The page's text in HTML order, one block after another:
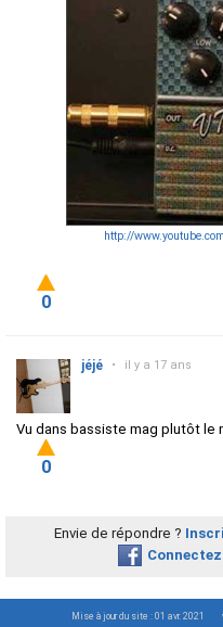
http://
0
jéjé • il y a 17 ans
Vu dans bassiste mag plutôt le
0
Envie de répondre ?
Mise à jour du site : 01 avr. 2021